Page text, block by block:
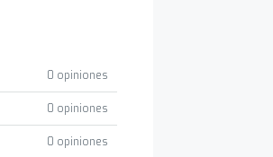
0 opiniones
0 opiniones
0 opiniones